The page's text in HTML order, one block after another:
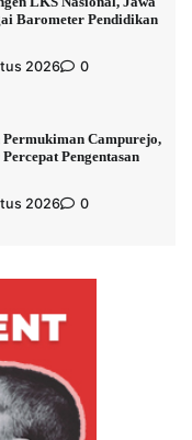
Barometer Pendidikan
2026 0
Campurejo,
Pengentasan
2026 0